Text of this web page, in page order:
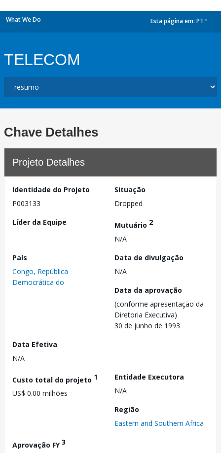
What We Do Esta página em: PT
TELECOM
Chave Detalhes
Projeto Detalhes
Identidade do Projeto
P003133
Situação
Dropped
Líder da Equipe
Mutuário 2
N/A
País
Congo, República
Democrática do
Data de divulgação
N/A
Data da aprovação
(conforme apresentação da
Diretoria Executiva)
30 de junho de 1993
Data Efetiva
N/A
Custo total do projeto 1
US$ 0.00 milhões
Entidade Executora
N/A
Região
Eastern and Southern Africa
Aprovação FY3